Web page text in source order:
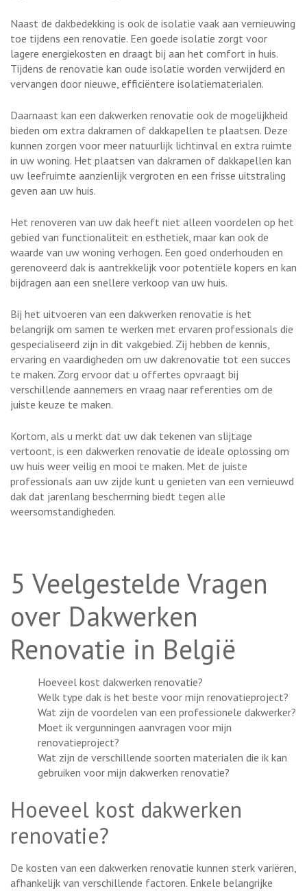
Naast de dakbedekking is ook de isolatie vaak aan vernieuwing
toe tijdens een renovatie. Een goede isolatie zorgt voor
lagere energiekosten en draagt bij aan het comfort in huis.
Tijdens de renovatie kan oude isolatie worden verwijderd en
vervangen door nieuwe, efficiëntere isolatiematerialen.
Daarnaast kan een dakwerken renovatie ook de mogelijkheid
bieden om extra dakramen of dakkapellen te plaatsen. Deze
kunnen zorgen voor meer natuurlijk lichtinval en extra ruimte
in uw woning. Het plaatsen van dakramen of dakkapellen kan
uw leefruimte aanzienlijk vergroten en een frisse uitstraling
geven aan uw huis.
Het renoveren van uw dak heeft niet alleen voordelen op het
gebied van functionaliteit en esthetiek, maar kan ook de
waarde van uw woning verhogen. Een goed onderhouden en
gerenoveerd dak is aantrekkelijk voor potentiële kopers en kan
bijdragen aan een snellere verkoop van uw huis.
Bij het uitvoeren van een dakwerken renovatie is het
belangrijk om samen te werken met ervaren professionals die
gespecialiseerd zijn in dit vakgebied. Zij hebben de kennis,
ervaring en vaardigheden om uw dakrenovatie tot een succes
te maken. Zorg ervoor dat u offertes opvraagt bij
verschillende aannemers en vraag naar referenties om de
juiste keuze te maken.
Kortom, als u merkt dat uw dak tekenen van slijtage
vertoont, is een dakwerken renovatie de ideale oplossing om
uw huis weer veilig en mooi te maken. Met de juiste
professionals aan uw zijde kunt u genieten van een vernieuwd
dak dat jarenlang bescherming biedt tegen alle
weersomstandigheden.
5 Veelgestelde Vragen
over Dakwerken
Renovatie in België
Hoeveel kost dakwerken renovatie?
Welk type dak is het beste voor mijn renovatieproject?
Wat zijn de voordelen van een professionele dakwerker?
Moet ik vergunningen aanvragen voor mijn
renovatieproject?
Wat zijn de verschillende soorten materialen die ik kan
gebruiken voor mijn dakwerken renovatie?
Hoeveel kost dakwerken
renovatie?
De kosten van een dakwerken renovatie kunnen sterk variëren,
afhankelijk van verschillende factoren. Enkele belangrijke